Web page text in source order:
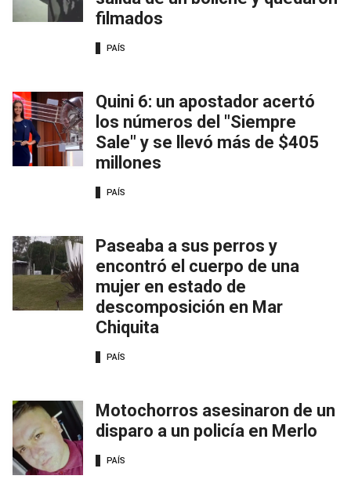
filmados
PAÍS
Quini 6: un apostador acertó
los números del "Siempre
Sale" y se llevó más de $405
millones
PAÍS
Paseaba a sus perros y
encontró el cuerpo de una
mujer en estado de
descomposición en Mar
Chiquita
PAÍS
Motochorros asesinaron de un
disparo a un policía en Merlo
PAÍS